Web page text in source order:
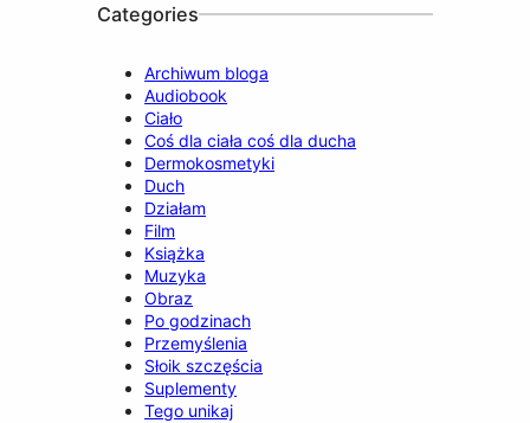
Categories
Archiwum bloga
Audiobook
Ciało
Coś dla ciała coś dla ducha
Dermokosmetyki
Duch
Działam
Film
Książka
Muzyka
Obraz
Po godzinach
Przemyślenia
Słoik szczęścia
Suplementy
Tego unikaj